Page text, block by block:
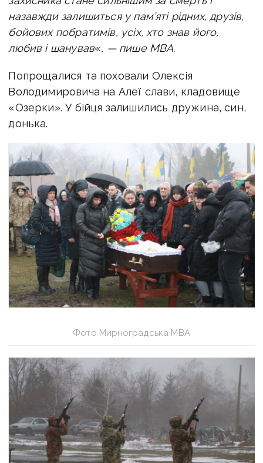
назавжди залишиться у пам’яті рідних, друзів,
бойових побратимів, усіх, хто знав його,
любив і шанував«, — пише МВА.
Попрощалися та поховали Олексія
Володимировича на Алеї слави, кладовище
«Озерки».У бійця залишились дружина, син,
донька.
Фото Мирноградська МВА